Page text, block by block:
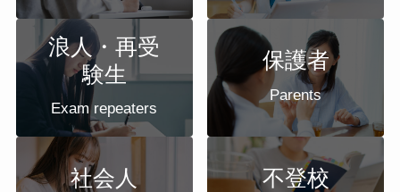
浪人・再受
験生
Exam repeaters
保護者
Parents
社会人 不登校